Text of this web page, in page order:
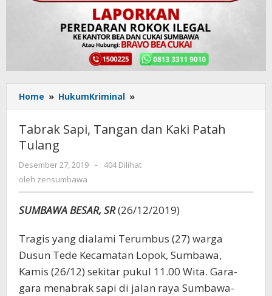
Home » HukumKriminal »
Sapi,
Tangan
dan
Patah
Tabrak Sapi, Tangan dan Kaki Patah
Tulang
Desember 27, 2019
oleh
-
404 Dilihat
oleh zensumbawa
SUMBAWA BESAR, SR(26/12/2019)
Tragis yang dialami Terumbus (27) warga
Dusun Tede Kecamatan Lopok, Sumbawa,
Kamis (26/12) sekitar pukul 11.00 Wita. Gara-
gara menabrak sapi di jalan raya Sumbawa-